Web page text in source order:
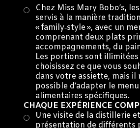
Chez Miss Mary Bobo’s,
servis à la manière
« family‑style », avec un
comprenant deux plats
accompagnements, du
Les portions sont
choisissez ce que vous
dans votre assiette, mais il
possible d’adapter le
alimentaires spécifiques.
CHAQUE EXPÉRIENCE
Une visite de la distillerie
présentation de différents